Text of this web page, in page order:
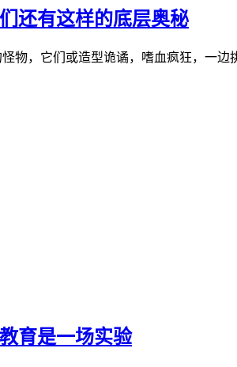
还有这样的底层奥秘
物，它们或造型诡谲，嗜血疯狂，一
育是一场实验